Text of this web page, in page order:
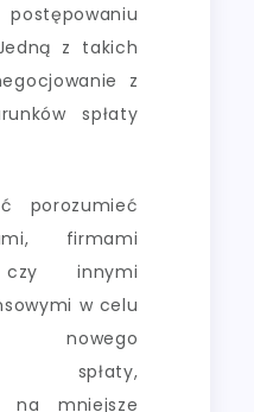
z takich
z
spłaty
porozumieć
firmami
czy innymi
w celu
spłaty,
na mniejsze